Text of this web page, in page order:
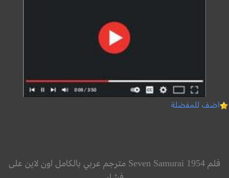
اضف للمفضلة
فلم Seven Samurai 1954 مترجم عربي بالكامل اون لاين على